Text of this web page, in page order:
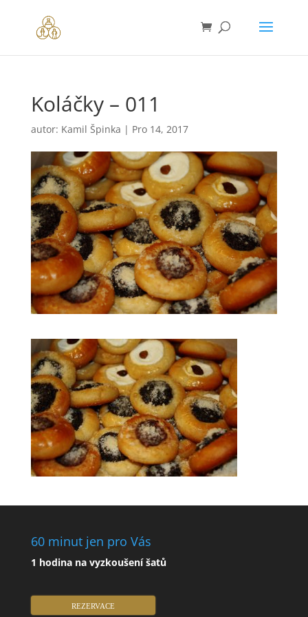
Koláčky – 011
autor: Kamil Špinka | Pro 14, 2017
60 minut jen pro Vás
1 hodina na vyzkoušení šatů
REZERVACE